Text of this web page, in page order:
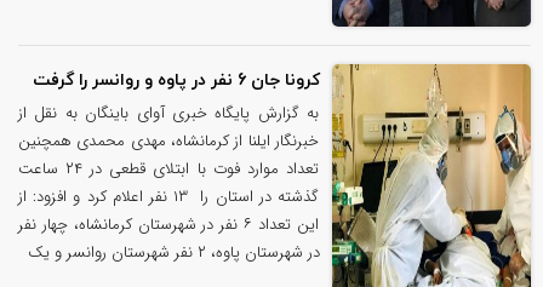
کرونا جان 6 نفر در پاوه و روانسر را گرفت
به گزارش‌ پایگاه خبری آوای باینگان به نقل از
خبرنگار ایلنا از کرمانشاه، مهدی محمدی همچنین
تعداد موارد فوت با ابتلای قطعی در ۲۴ ساعت
گذشته در استان را ۱۳ نفر اعلام کرد و افزود: از
این تعداد ۶ نفر در شهرستان کرمانشاه، چهار نفر
در شهرستان پاوه، ۲ نفر شهرستان روانسر و یک